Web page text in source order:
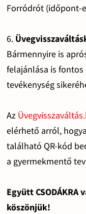
Forródrót (időpont-
6.
Bármennyire is
felajánlása is
tevékenység
Az
elérhető arról,
található QR-kód
a gyermekmentő
Együtt CSODÁKRA
köszönjük!